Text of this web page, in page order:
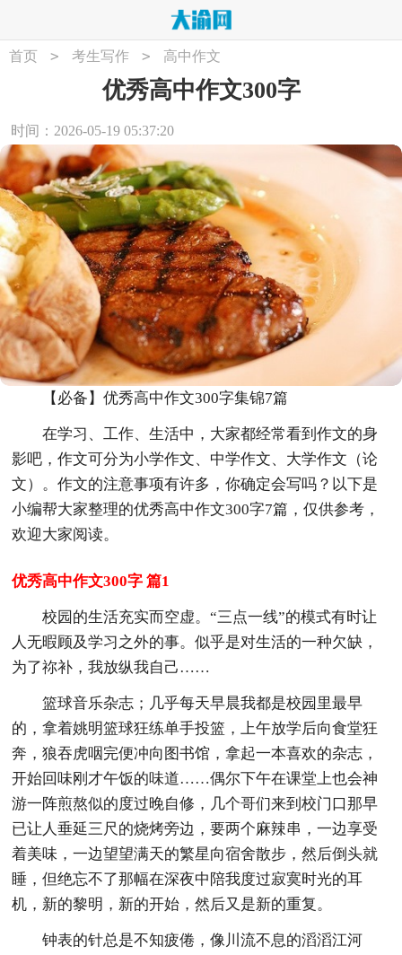
首页 > 考生写作 > 高中作文
优秀高中作文300字
时间：2026-05-19 05:37:20
【必备】优秀高中作文300字集锦7篇
在学习、工作、生活中，大家都经常看到作文的身
影吧，作文可分为小学作文、中学作文、大学作文（论
文）。作文的注意事项有许多，你确定会写吗？以下是
小编帮大家整理的优秀高中作文300字7篇，仅供参考，
欢迎大家阅读。
优秀高中作文300字 篇1
校园的生活充实而空虚。“三点一线”的模式有时让
人无暇顾及学习之外的事。似乎是对生活的一种欠缺，
为了祢补，我放纵我自己……
篮球音乐杂志；几乎每天早晨我都是校园里最早
的，拿着姚明篮球狂练单手投篮，上午放学后向食堂狂
奔，狼吞虎咽完便冲向图书馆，拿起一本喜欢的杂志，
开始回味刚才午饭的味道……偶尔下午在课堂上也会神
游一阵煎熬似的度过晚自修，几个哥们来到校门口那早
已让人垂延三尺的烧烤旁边，要两个麻辣串，一边享受
着美味，一边望望满天的繁星向宿舍散步，然后倒头就
睡，但绝忘不了那幅在深夜中陪我度过寂寞时光的耳
机，新的黎明，新的开始，然后又是新的重复。
钟表的针总是不知疲倦，像川流不息的滔滔江河